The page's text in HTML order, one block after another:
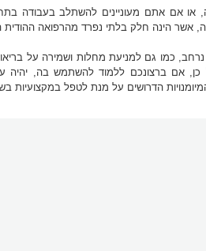
אם אתם מעוניינים להשתלב בעבודה
אשר הינה חלק בלתי נפרד מהרפואה ההודית
נרחב, כמו גם למניעת מחלות ושמירה על
כן, אם ברצונכם ללמוד להשתמש בה, יהיה
הדרושים על מנת לטפל במקצועיות